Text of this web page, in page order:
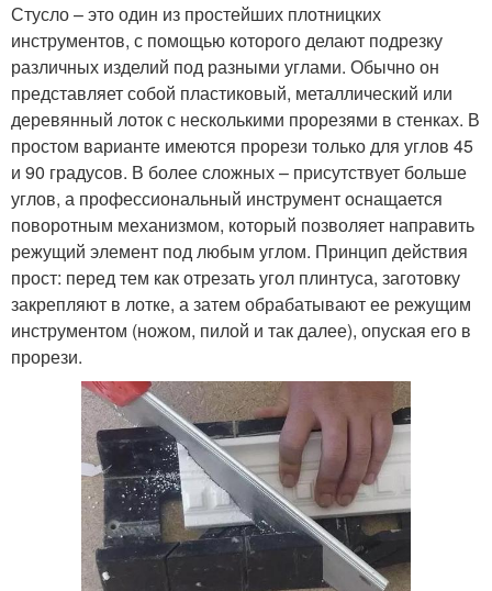
Стусло – это один из простейших плотницких
инструментов, с помощью которого делают подрезку
различных изделий под разными углами. Обычно он
представляет собой пластиковый, металлический или
деревянный лоток с несколькими прорезями в стенках. В
простом варианте имеются прорези только для углов 45
и 90 градусов. В более сложных – присутствует больше
углов, а профессиональный инструмент оснащается
поворотным механизмом, который позволяет направить
режущий элемент под любым углом. Принцип действия
прост: перед тем как отрезать угол плинтуса, заготовку
закрепляют в лотке, а затем обрабатывают ее режущим
инструментом (ножом, пилой и так далее), опуская его в
прорези.